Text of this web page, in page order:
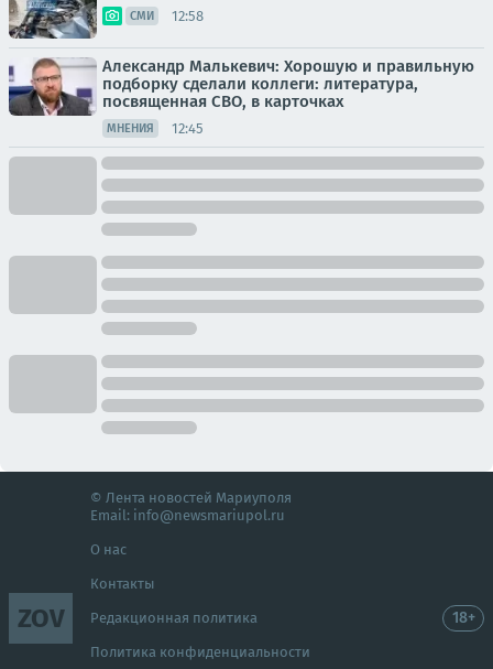
СМИ 12:58
Александр Малькевич: Хорошую и правильную
подборку сделали коллеги: литература,
посвященная СВО, в карточках
МНЕНИЯ 12:45
ZOV
© Лента новостей Мариуполя
Email: info@newsmariupol.ru
О нас
Контакты
Редакционная политика
Политика конфиденциальности
18+